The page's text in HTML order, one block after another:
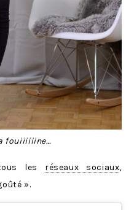
fouiiiiiine…
les réseaux sociaux,
».